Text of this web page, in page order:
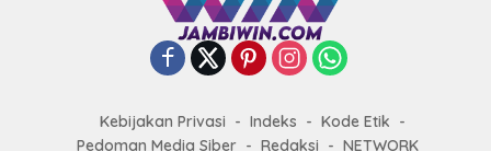
Kebijakan Privasi Indeks
Kode Etik
Pedoman Media Siber
Redaksi
NETWORK